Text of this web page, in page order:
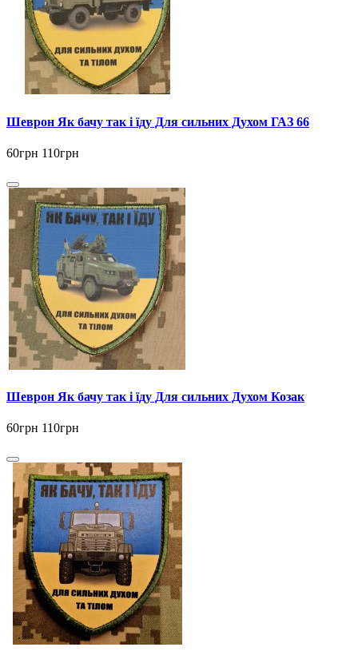
Шеврон Як бачу так і їду Для сильних Духом ГАЗ 66
60грн 110грн
Шеврон Як бачу так і їду Для сильних Духом Козак
60грн 110грн